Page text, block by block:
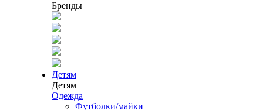
Бренды
Детям
Детям
Одежда
Футболки/майки